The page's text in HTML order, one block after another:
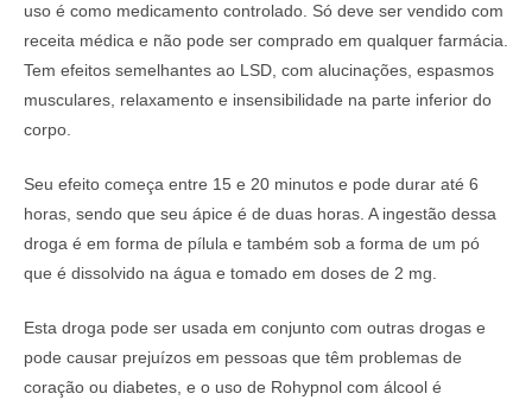
uso é como medicamento controlado. Só deve ser vendido com
receita médica e não pode ser comprado em qualquer farmácia.
Tem efeitos semelhantes ao LSD, com alucinações, espasmos
musculares, relaxamento e insensibilidade na parte inferior do
corpo.
Seu efeito começa entre 15 e 20 minutos e pode durar até 6
horas, sendo que seu ápice é de duas horas. A ingestão dessa
droga é em forma de pílula e também sob a forma de um pó
que é dissolvido na água e tomado em doses de 2 mg.
Esta droga pode ser usada em conjunto com outras drogas e
pode causar prejuízos em pessoas que têm problemas de
coração ou diabetes, e o uso de Rohypnol com álcool é